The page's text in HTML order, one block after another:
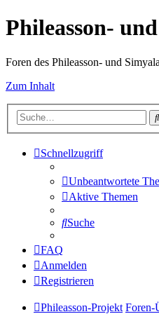
Phileasson-
Foren des Phileasson- und
Zum Inhalt
Schnellzugriff
Unbeantwortete
Aktive Themen
Suche
FAQ
Anmelden
Registrieren
Phileasson-Projekt Foren-